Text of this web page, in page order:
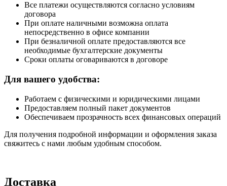
Все платежи осуществляются согласно условиям
договора
При оплате наличными возможна оплата
непосредственно в офисе компании
При безналичной оплате предоставляются все
необходимые бухгалтерские документы
Сроки оплаты оговариваются в договоре
Для вашего удобства:
Работаем с физическими и юридическими лицами
Предоставляем полный пакет документов
Обеспечиваем прозрачность всех финансовых операций
Для получения подробной информации и оформления заказа
свяжитесь с нами любым удобным способом.
Доставка